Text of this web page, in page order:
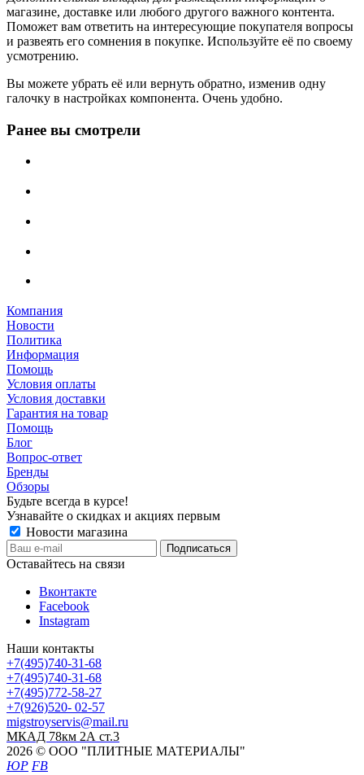
магазине, доставке или любого другого важного контента.
Поможет вам ответить на интересующие покупателя вопросы
и развеять его сомнения в покупке. Используйте её по своему
усмотрению.
Вы можете убрать её или вернуть обратно, изменив одну
галочку в настройках компонента. Очень удобно.
Ранее вы смотрели
Компания
Новости
Политика
Информация
Помощь
Условия оплаты
Условия доставки
Гарантия на товар
Помощь
Блог
Вопрос-ответ
Бренды
Обзоры
Будьте всегда в курсе!
Узнавайте о скидках и акциях первым
Новости магазина
Оставайтесь на связи
Вконтакте
Facebook
Instagram
Наши контакты
+7(495)740-31-68
+7(495)740-31-68
+7(495)772-58-27
+7(926)520- 02-57
migstroyservis@mail.ru
МКАД 78км 2А ст.3
2026 © ООО "ПЛИТНЫЕ МАТЕРИАЛЫ"
ЮР FB